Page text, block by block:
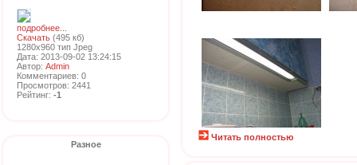
подробнее...
Скачать (495 кб)
1280x960 тип Jpeg
Дата: 2013-09-02 13:24:15
Автор: Admin
Комментариев: 0
Просмотров: 2441
Рейтинг: -1
Разное
Читать полностью